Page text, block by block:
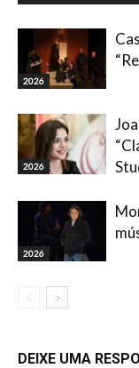
2026
2026
2026
DEIXE UMA